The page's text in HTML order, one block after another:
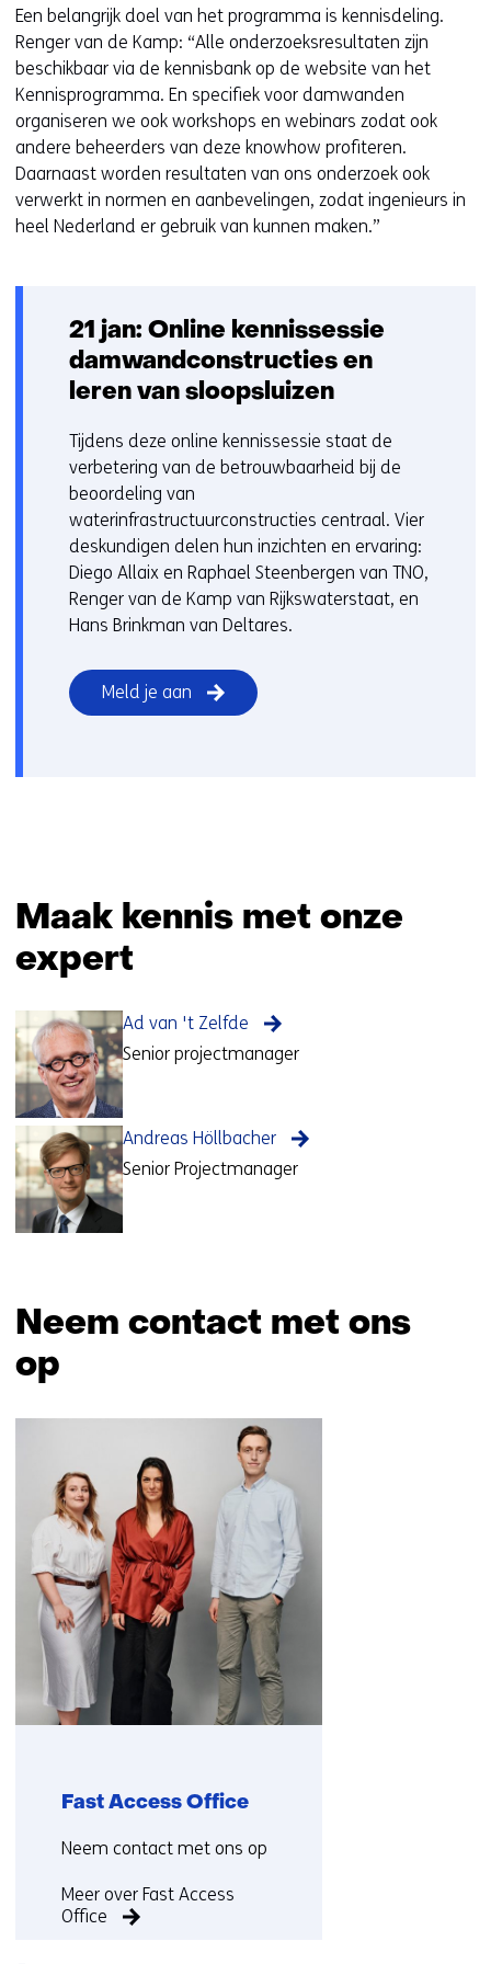
Een belangrijk doel van het programma is kennisdeling.
Renger van de Kamp: “Alle onderzoeksresultaten zijn
beschikbaar via de kennisbank op de website van het
Kennisprogramma. En specifiek voor damwanden
organiseren we ook workshops en webinars zodat ook
andere beheerders van deze knowhow profiteren.
Daarnaast worden resultaten van ons onderzoek ook
verwerkt in normen en aanbevelingen, zodat ingenieurs in
heel Nederland er gebruik van kunnen maken.”
21 jan: Online kennissessie
damwandconstructies en
leren van sloopsluizen
Tijdens deze online kennissessie staat de
verbetering van de betrouwbaarheid bij de
beoordeling van
waterinfrastructuurconstructies centraal. Vier
deskundigen delen hun inzichten en ervaring:
Diego Allaix en Raphael Steenbergen van TNO,
Renger van de Kamp van Rijkswaterstaat, en
Hans Brinkman van Deltares.
Meld je aan
Maak kennis met onze
expert
Ad van 't Zelfde
Senior projectmanager
Andreas Höllbacher
Senior Projectmanager
Neem contact met ons
op
navigatie
over
(Neem
contact
op)
Fast Access Office
Functie:
Neem contact met ons op
Meer over Fast Access
Office